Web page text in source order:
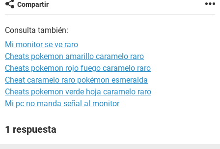
Compartir
Consulta también:
Mi monitor se ve raro
Cheats pokemon amarillo caramelo raro
Cheats pokemon rojo fuego caramelo raro
Cheat caramelo raro pokémon esmeralda
Cheats pokemon verde hoja caramelo raro
Mi pc no manda señal al monitor
1 respuesta